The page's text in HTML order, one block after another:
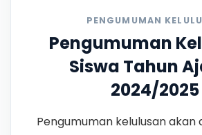
PENGUMUMAN
Pengumuman
Siswa Tahun
2024/2025
Pengumuman kelulusan akan